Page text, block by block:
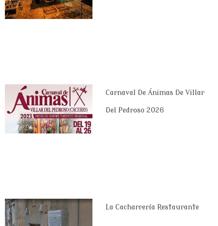
Carnaval De Ánimas De Villar
Del Pedroso 2026
La Cacharrería Restaurante